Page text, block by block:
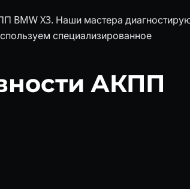
BMW X3. Наши мастера
специализированное
АКПП